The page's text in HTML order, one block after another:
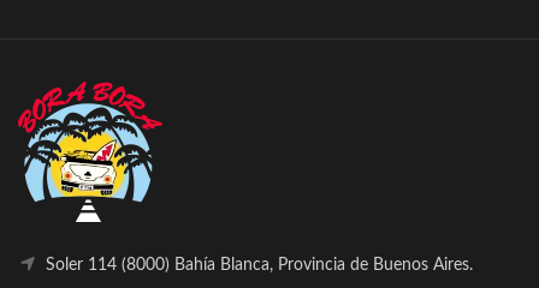
Soler 114 (8000) Bahía Blanca, Provincia de Buenos Aires.